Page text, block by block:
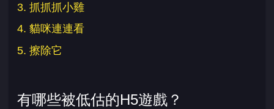
3. 抓抓抓小雞
4. 貓咪連連看
5. 擦除它
有哪些被低估的H5遊戲？